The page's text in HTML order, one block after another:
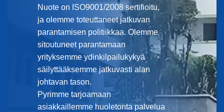
Nuote on ISO9001/2008 sertifioitu,
ja olemme toteuttaneet jatkuvan
parantamisen politiikkaa. Olemme
sitoutuneet parantamaan
yrityksemme ydinkilpailukykyä
säilyttääksemme jatkuvasti alan
johtavan tason.
Pyrimme tarjoamaan
asiakkaillemme huoletonta palvelua